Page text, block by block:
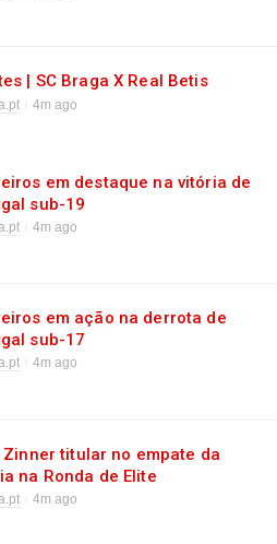
| SC Braga X Real Betis
4m ago
em destaque na vitória de
sub-19
4m ago
em ação na derrota de
sub-17
4m ago
Zinner titular no empate da
na Ronda de Elite
4m ago